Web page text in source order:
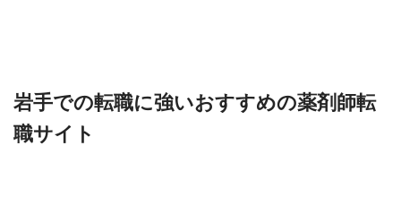
岩手での転職に強いおすすめの薬剤師転
職サイト